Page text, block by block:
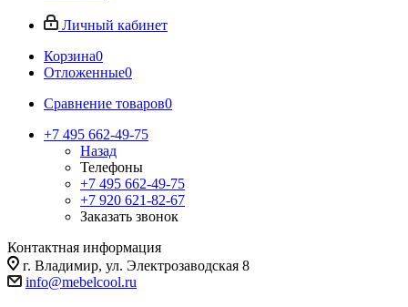
Личный кабинет
Корзина0
Отложенные0
Сравнение товаров0
+7 495 662-49-75
Назад
Телефоны
+7 495 662-49-75
+7 920 621-82-67
Заказать звонок
Контактная информация
г. Владимир, ул. Электрозаводская 8
info@mebelcool.ru